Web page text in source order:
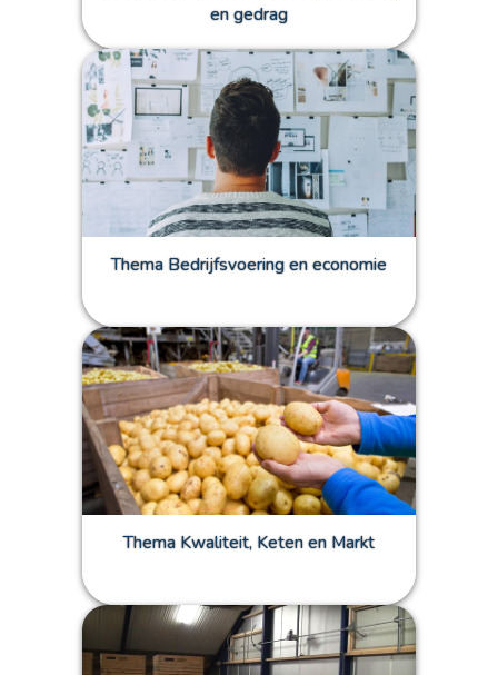
en gedrag
Thema Bedrijfsvoering en economie
Thema Kwaliteit, Keten en Markt